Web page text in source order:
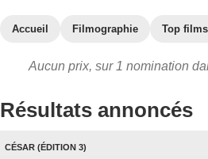
Accueil Filmographie Top
Aucun prix, sur 1 nomination
Résultats annoncés
CÉSAR (ÉDITION 3)